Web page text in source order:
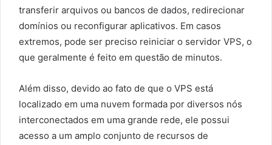
transferir arquivos ou bancos de dados, redirecionar
domínios ou reconfigurar aplicativos. Em casos
extremos, pode ser preciso reiniciar o servidor VPS, o
que geralmente é feito em questão de minutos.
Além disso, devido ao fato de que o VPS está
localizado em uma nuvem formada por diversos nós
interconectados em uma grande rede, ele possui
acesso a um amplo conjunto de recursos de